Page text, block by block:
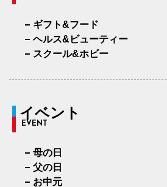
ギフト&フード
ヘルス&ビューティー
スクール&ホビー
イベント
EVENT
母の日
父の日
お中元